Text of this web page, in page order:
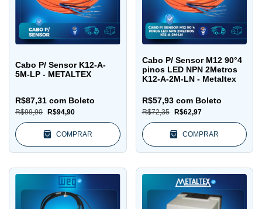
Cabo P/ Sensor K12-A-
5M-LP - METALTEX
R$99,90 R$94,90
R$87,31 com Boleto
COMPRAR
Cabo P/ Sensor M12 90°4
pinos LED NPN 2Metros
K12-A-2M-LN - Metaltex
R$72,35 R$62,97
R$57,93 com Boleto
COMPRAR